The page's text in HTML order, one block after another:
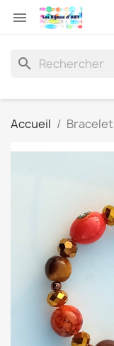

search
Accueil